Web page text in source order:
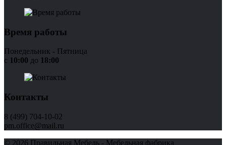
Время работы
Понедельник - Пятница
с 10:00 до 18:00
Контакты
8 (499) 704-10-02
pm.office@mail.ru
© 2026 Правильная Мебель - Мебельная фабрика